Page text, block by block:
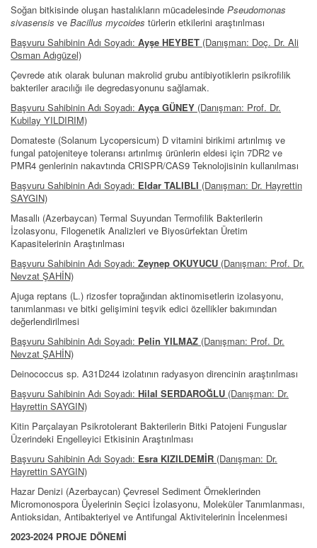
Soğan bitkisinde oluşan hastalıkların mücadelesinde Pseudomonas
sivasensis ve Bacillus mycoides türlerin etkilerini araştırılması
Başvuru Sahibinin Adı Soyadı: Ayşe HEYBET (Danışman: Doç. Dr. Ali
Osman Adıgüzel)
Çevrede atık olarak bulunan makrolid grubu antibiyotiklerin psikrofilik
bakteriler aracılığı ile degredasyonunu sağlamak.
Başvuru Sahibinin Adı Soyadı: Ayça GÜNEY (Danışman: Prof. Dr.
Kubilay YILDIRIM)
Domateste (Solanum Lycopersicum) D vitamini birikimi artırılmış ve
fungal patojeniteye toleransı artırılmış ürünlerin eldesi için 7DR2 ve
PMR4 genlerinin nakavtında CRISPR/CAS9 Teknolojisinin kullanılması
Başvuru Sahibinin Adı Soyadı: Eldar TALIBLI (Danışman: Dr. Hayrettin
SAYGIN)
Masallı (Azerbaycan) Termal Suyundan Termofilik Bakterilerin
İzolasyonu, Filogenetik Analizleri ve Biyosürfektan Üretim
Kapasitelerinin Araştırılması
Başvuru Sahibinin Adı Soyadı: Zeynep OKUYUCU (Danışman: Prof. Dr.
Nevzat ŞAHİN)
Ajuga reptans (L.) rizosfer toprağından aktinomisetlerin izolasyonu,
tanımlanması ve bitki gelişimini teşvik edici özellikler bakımından
değerlendirilmesi
Başvuru Sahibinin Adı Soyadı: Pelin YILMAZ (Danışman: Prof. Dr.
Nevzat ŞAHİN)
Deinococcus sp. A31D244 izolatının radyasyon direncinin araştırılması
Başvuru Sahibinin Adı Soyadı: Hilal SERDAROĞLU (Danışman: Dr.
Hayrettin SAYGIN)
Kitin Parçalayan Psikrotolerant Bakterilerin Bitki Patojeni Funguslar
Üzerindeki Engelleyici Etkisinin Araştırılması
Başvuru Sahibinin Adı Soyadı: Esra KIZILDEMİR (Danışman: Dr.
Hayrettin SAYGIN)
Hazar Denizi (Azerbaycan) Çevresel Sediment Örneklerinden
Micromonospora Üyelerinin Seçici İzolasyonu, Moleküler Tanımlanması,
Antioksidan, Antibakteriyel ve Antifungal Aktivitelerinin İncelenmesi
2023-2024 PROJE DÖNEMİ